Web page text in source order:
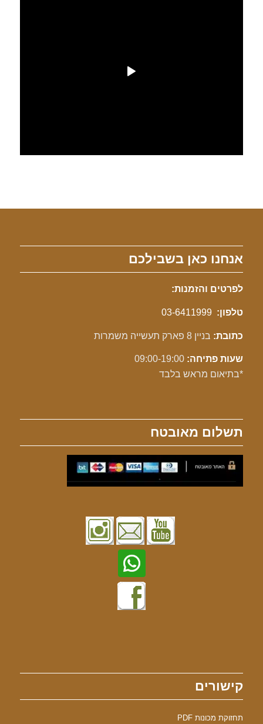
אנחנו כאן בשבילכם
לפרטים והזמנות:
טלפון: 03-6411999
כתובת: בניין 8 פארק תעשייה משמרות
שעות פתיחה:
*בתיאום מראש בלבד
תשלום מאובטח
קישורים
תחזוקת מכונות PDF